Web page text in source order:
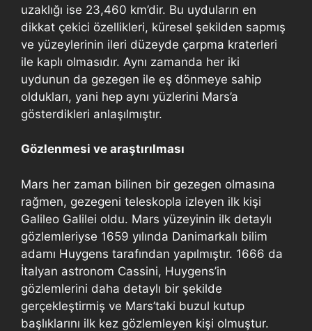
uzaklığı ise 23,460 km’dir. Bu uyduların en
dikkat çekici özellikleri, küresel şekilden sapmış
ve yüzeylerinin ileri düzeyde çarpma kraterleri
ile kaplı olmasıdır. Aynı zamanda her iki
uydunun da gezegen ile eş dönmeye sahip
oldukları, yani hep aynı yüzlerini Mars’a
gösterdikleri anlaşılmıştır.
Gözlenmesi ve araştırılması
Mars her zaman bilinen bir gezegen olmasına
rağmen, gezegeni teleskopla izleyen ilk kişi
Galileo Galilei oldu. Mars yüzeyinin ilk detaylı
gözlemleriyse 1659 yılında Danimarkalı bilim
adamı Huygens tarafından yapılmıştır. 1666 da
İtalyan astronom Cassini, Huygens’in
gözlemlerini daha detaylı bir şekilde
gerçekleştirmiş ve Mars’taki buzul kutup
başlıklarını ilk kez gözlemleyen kişi olmuştur.